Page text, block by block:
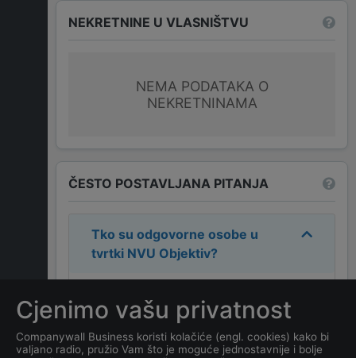
NEKRETNINE U VLASNIŠTVU
NEMA PODATAKA O
NEKRETNINAMA
ČESTO POSTAVLJANA PITANJA
Tko su odgovorne osobe u
tvrtki NVU Objektiv?
BOJAN PETROVIĆ .
Koja je adresa tvrtke NVU
Cjenimo vašu privatnost
Companywall Business koristi kolačiće (engl. cookies) kako bi
valjano radio, pružio Vam što je moguće jednostavnije i bolje